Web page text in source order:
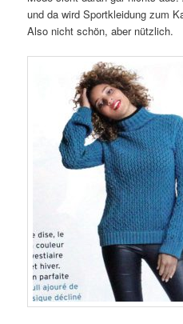
und da wird Sportkleidung zum
Also nicht schön, aber nützlich.